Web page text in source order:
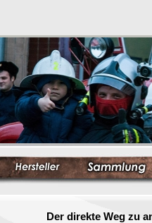
Der direkte Weg zu